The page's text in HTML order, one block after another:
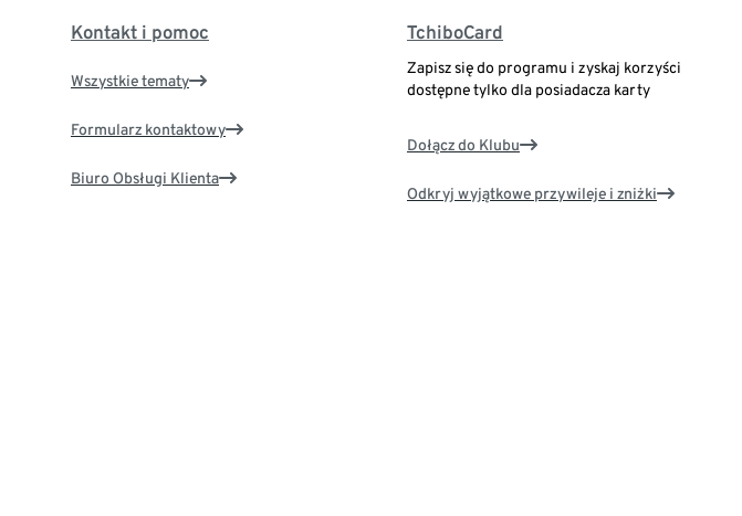
Kontakt i pomoc
Wszystkie tematy
Formularz kontaktowy
Biuro Obsługi Klienta
TchiboCard
Zapisz się do programu i zyskaj korzyści
dostępne tylko dla posiadacza karty
Dołącz do Klubu
Odkryj wyjątkowe przywileje i zniżki